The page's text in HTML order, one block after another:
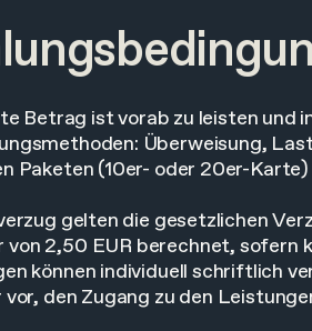
Betrag ist vorab zu leisten und
Überweisung,
Paketen (10er- oder 20er-
gelten die gesetzlichen
von 2,50 EUR berechnet, sofern
können individuell schriftlich
den Zugang zu den